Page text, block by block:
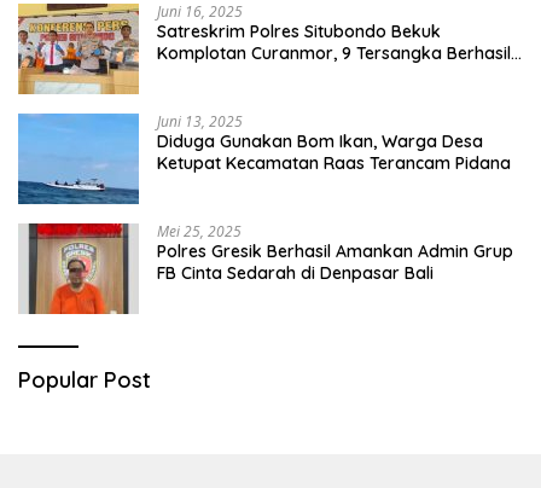
Juni 16, 2025
Satreskrim Polres Situbondo Bekuk
Komplotan Curanmor, 9 Tersangka Berhasil
Juni 13, 2025
Diduga Gunakan Bom Ikan, Warga Desa
Ketupat Kecamatan Raas Terancam Pidana
Mei 25, 2025
Polres Gresik Berhasil Amankan Admin Grup
FB Cinta Sedarah di Denpasar Bali
Popular Post